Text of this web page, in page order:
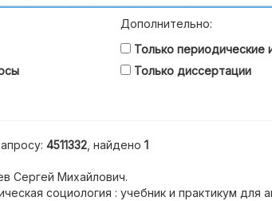
Дополнительно:
Только периодические
Только диссертации
4511332 , найдено 1
Сергей Михайлович.
социология : учебник и практикум для